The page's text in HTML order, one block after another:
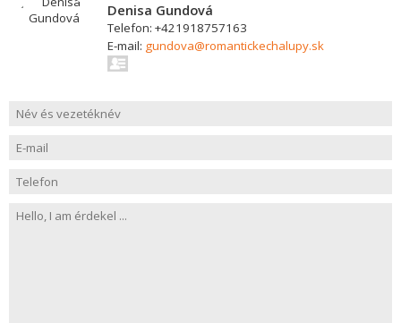
Denisa Gundová
Telefon: +421918757163
E-mail: gundova@romantickechalupy.sk